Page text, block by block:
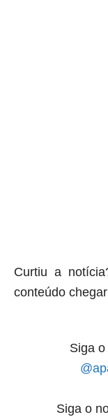
Curtiu a
conteúdo
Siga
Siga o